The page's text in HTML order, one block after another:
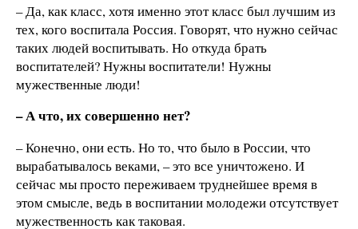
– Да, как класс, хотя именно этот класс был лучшим из
тех, кого воспитала Россия. Говорят, что нужно сейчас
таких людей воспитывать. Но откуда брать
воспитателей? Нужны воспитатели! Нужны
мужественные люди!
– А что, их совершенно нет?
– Конечно, они есть. Но то, что было в России, что
вырабатывалось веками, – это все уничтожено. И
сейчас мы просто переживаем труднейшее время в
этом смысле, ведь в воспитании молодежи отсутствует
мужественность как таковая.